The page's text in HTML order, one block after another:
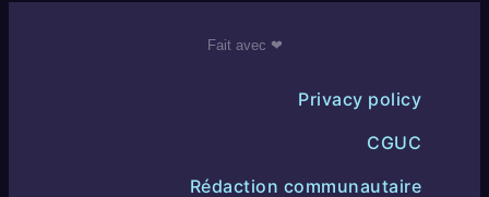
Fait avec ❤
Privacy policy
CGUC
Rédaction communautaire